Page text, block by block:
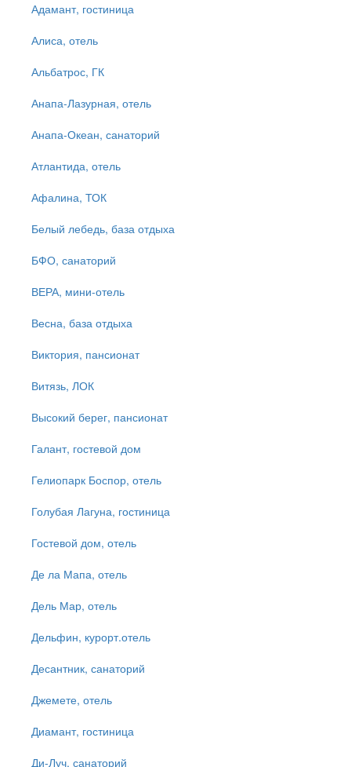
Адамант, гостиница
Алиса, отель
Альбатрос, ГК
Анапа-Лазурная, отель
Анапа-Океан, санаторий
Атлантида, отель
Афалина, ТОК
Белый лебедь, база отдыха
БФО, санаторий
ВЕРА, мини-отель
Весна, база отдыха
Виктория, пансионат
Витязь, ЛОК
Высокий берег, пансионат
Галант, гостевой дом
Гелиопарк Боспор, отель
Голубая Лагуна, гостиница
Гостевой дом, отель
Де ла Мапа, отель
Дель Мар, отель
Дельфин, курорт.отель
Десантник, санаторий
Джемете, отель
Диамант, гостиница
Ди-Луч, санаторий